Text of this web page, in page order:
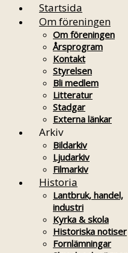
Startsida
Om föreningen
Om föreningen
Årsprogram
Kontakt
Styrelsen
Bli medlem
Litteratur
Stadgar
Externa länkar
Arkiv
Bildarkiv
Ljudarkiv
Filmarkiv
Historia
Lantbruk, handel,
industri
Kyrka & skola
Historiska notiser
Fornlämningar